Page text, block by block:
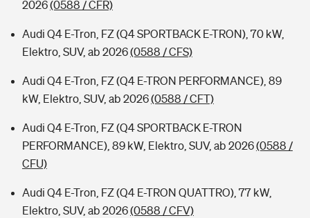
2026(0588 / CFR)
Audi Q4 E-Tron, FZ (Q4 SPORTBACK E-TRON), 70 kW,
Elektro, SUV, ab 2026(0588 / CFS)
Audi Q4 E-Tron, FZ (Q4 E-TRON PERFORMANCE), 89
kW, Elektro, SUV, ab 2026(0588 / CFT)
Audi Q4 E-Tron, FZ (Q4 SPORTBACK E-TRON
PERFORMANCE), 89 kW, Elektro, SUV, ab 2026(0588 /
CFU)
Audi Q4 E-Tron, FZ (Q4 E-TRON QUATTRO), 77 kW,
Elektro, SUV, ab 2026(0588 / CFV)